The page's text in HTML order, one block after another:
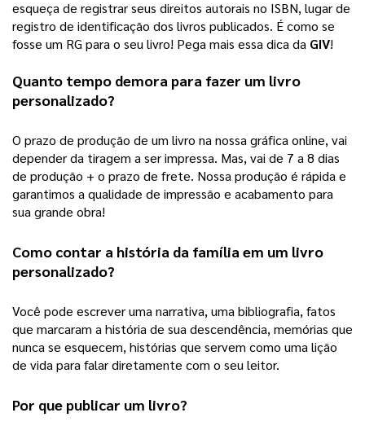
esqueça de registrar seus direitos autorais no ISBN, lugar de
registro de identificação dos livros publicados. É como se
fosse um RG para o seu livro! Pega mais essa dica da GIV!
Quanto tempo demora para fazer um livro
personalizado?
O prazo de produção de um livro na nossa gráfica online, vai
depender da tiragem a ser impressa. Mas, vai de 7 a 8 dias
de produção + o prazo de frete. Nossa produção é rápida e
garantimos a qualidade de impressão e acabamento para
sua grande obra!
Como contar a história da família em um livro
personalizado?
Você pode escrever uma narrativa, uma bibliografia, fatos
que marcaram a história de sua descendência, memórias que
nunca se esquecem, histórias que servem como uma lição
de vida para falar diretamente com o seu leitor.
Por que publicar um livro?